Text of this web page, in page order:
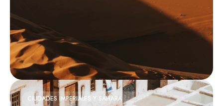
CIUDADES IMPERIALES Y SÁHARA